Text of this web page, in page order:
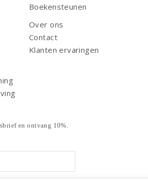
Boekensteunen
Over ons
Contact
Klanten ervaringen
en ontvang 10%.